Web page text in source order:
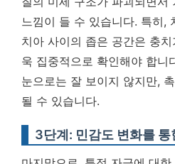
느낌이 들 수 있습니다. 특히,
치아 사이의 좁은 공간은 충
욱 집중적으로 확인해야 합니
눈으로는 잘 보이지 않지만,
될 수 있습니다.
3단계: 민감도 변화를 통